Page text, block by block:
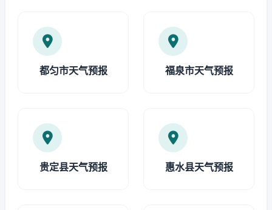
都匀市天气预报 福泉市天气预报
贵定县天气预报 惠水县天气预报